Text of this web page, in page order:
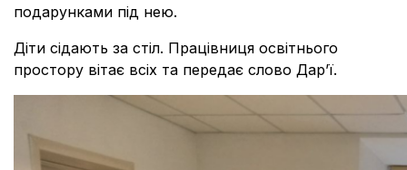
подарунками під нею.
Діти сідають за стіл. Працівниця освітнього
простору вітає всіх та передає слово Дар’ї.